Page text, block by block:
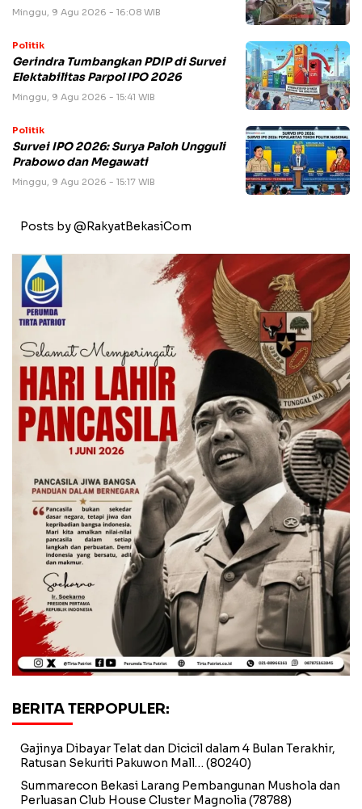
Minggu, 9 Agu 2026 - 16:08 WIB
Politik
Gerindra Tumbangkan PDIP di Survei
Elektabilitas Parpol IPO 2026
Minggu, 9 Agu 2026 - 15:41 WIB
Politik
Survei IPO 2026: Surya Paloh Ungguli
Prabowo dan Megawati
Minggu, 9 Agu 2026 - 15:17 WIB
Posts by @RakyatBekasiCom
BERITA TERPOPULER:
Gajinya Dibayar Telat dan Dicicil dalam 4 Bulan Terakhir,
Ratusan Sekuriti Pakuwon Mall… (80240)
Summarecon Bekasi Larang Pembangunan Mushola dan
Perluasan Club House Cluster Magnolia (78788)